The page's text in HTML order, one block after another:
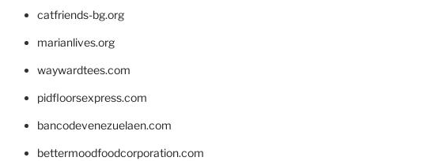
catfriends-bg.org
marianlives.org
waywardtees.com
pidfloorsexpress.com
bancodevenezuelaen.com
bettermoodfoodcorporation.com